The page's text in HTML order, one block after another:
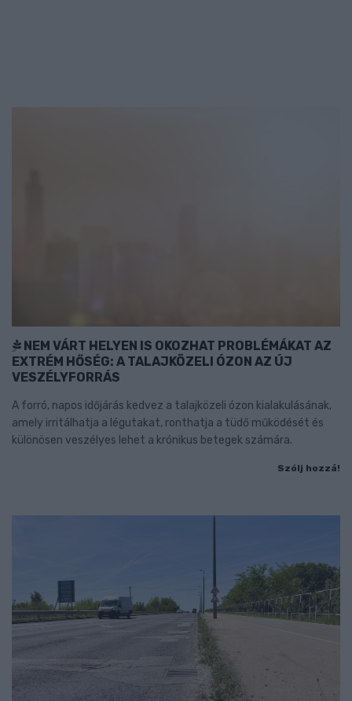
NEM VÁRT HELYEN IS OKOZHAT PROBLÉMÁKAT AZ
EXTRÉM HŐSÉG: A TALAJKÖZELI ÓZON AZ ÚJ
VESZÉLYFORRÁS
A forró, napos időjárás kedvez a talajközeli ózon kialakulásának,
amely irritálhatja a légutakat, ronthatja a tüdő működését és
különösen veszélyes lehet a krónikus betegek számára.
Szólj hozzá!